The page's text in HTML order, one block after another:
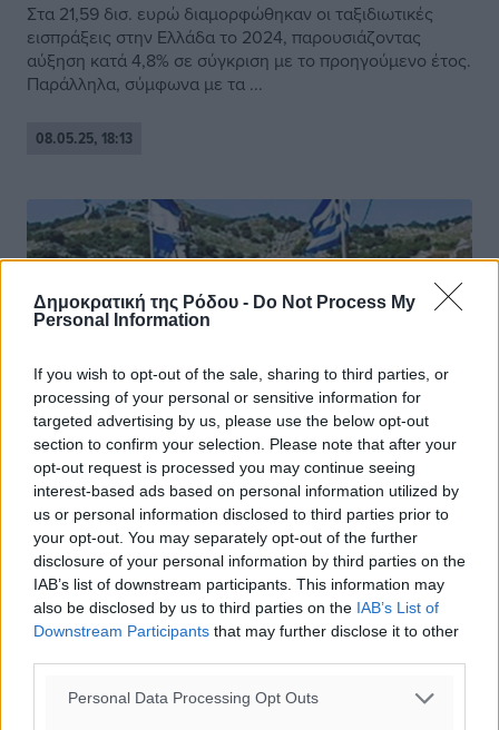
Δημοκρατική της Ρόδου - Do Not Process My
Personal Information
If you wish to opt-out of the sale, sharing to third parties, or
processing of your personal or sensitive information for
targeted advertising by us, please use the below opt-out
section to confirm your selection. Please note that after your
opt-out request is processed you may continue seeing
interest-based ads based on personal information utilized by
us or personal information disclosed to third parties prior to
your opt-out. You may separately opt-out of the further
disclosure of your personal information by third parties on the
IAB’s list of downstream participants. This information may
also be disclosed by us to third parties on the IAB’s List of
Downstream Participants that may further disclose it to other
Personal Data Processing Opt Outs
Στα 21,59 δισ. ευρώ διαμορφώθηκαν οι ταξιδιωτικές
εισπράξεις στην Ελλάδα το 2024, παρουσιάζοντας
αύξηση κατά 4,8% σε σύγκριση με το προηγούμενο έτος.
Παράλληλα, σύμφωνα με τα ...
08.05.25, 18:13
Ο Βασίλης Α. Υψηλάντης στη Σύμη για
την 80η επέτειο της 8ης Μαίου 1945
σήμερα τον Πρόεδρο της Βουλής, μετέβη, στην ιδιαίτερη